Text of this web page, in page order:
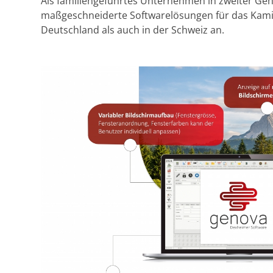
maßgeschneiderte Softwarelösungen für das
Deutschland als auch in der Schweiz an.